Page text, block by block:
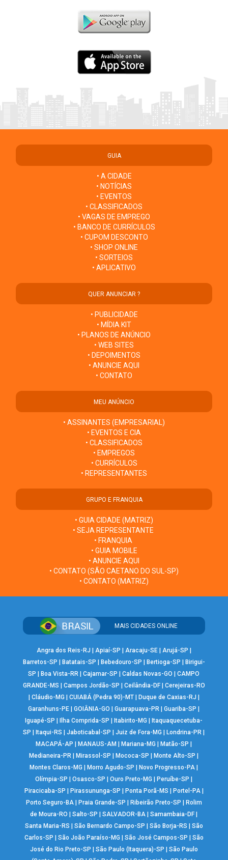
GUIA
• A CIDADE
• NOTÍCIAS
• EVENTOS
• CLASSIFICADOS
• VAGAS DE EMPREGO
• BANCO DE CURRÍCULOS
• CUPOM DESCONTO
• SHOP ONLINE
• SORTEIOS
• APLICATIVO
QUER ANUNCIAR ?
• PUBLICIDADE
• MÍDIA KIT
• PLANOS DE ANÚNCIO
• WEB SITES
• DEPOIMENTOS
• ANUNCIE AQUI
• CONTATO
MEU ANÚNCIO
• ASSINANTES (EMPRESARIAL)
• EVENTOS E CIA
• CLASSIFICADOS
• EMPREGOS
• CURRÍCULOS
• REPRESENTANTES
GRUPO E FRANQUIA
• GUIA CIDADE (MATRIZ)
• SEJA REPRESENTANTE
• FRANQUIA
• GUIA MOBILE
• ANUNCIE AQUI
• CONTATO (SÃO CAETANO DO SUL-SP)
• CONTATO (MATRIZ)
MAIS CIDADES ONLINE
Angra dos Reis-RJ | Apiaí-SP | Aracaju-SE| Arujá-SP |
Barretos-SP | Batatais-SP | Bebedouro-SP | Bertioga-SP | Birigui-
SP |Boa Vista-RR |Cajamar-SP |Caldas Novas-GO |CAMPO
GRANDE-MS | Campos Jordão-SP | Ceilândia-DF| Cerejeiras-RO
| Cláudio-MG | CUIABÁ (Pedra 90)-MT| Duque de Caxias-RJ |
Garanhuns-PE |GOIÂNIA-GO |Guarapuava-PR |Guariba-SP |
Iguapé-SP |Ilha Comprida-SP |Itabirito-MG |Itaquaquecetuba-
SP |Itaqui-RS |Jaboticabal-SP |Juiz de Fora-MG |Londrina-PR |
MACAPÁ-AP |MANAUS-AM |Mariana-MG |Matão-SP |
Medianeira-PR |Mirassol-SP |Mococa-SP |Monte Alto-SP |
Montes Claros-MG |Morro Agudo-SP |Novo Progresso-PA |
Olímpia-SP |Osasco-SP |Ouro Preto-MG |Peruíbe-SP |
Piracicaba-SP | Pirassununga-SP | Ponta Porã-MS | Portel-PA|
Porto Seguro-BA| Praia Grande-SP | Ribeirão Preto-SP | Rolim
de Moura-RO |Salto-SP |SALVADOR-BA |Samambaia-DF |
Santa Maria-RS | São Bernardo Campo-SP | São Borja-RS | São
Carlos-SP | São João Paraíso-MG | São José Campos-SP | São
José do Rio Preto-SP | São Paulo (Itaquera)-SP | São Paulo